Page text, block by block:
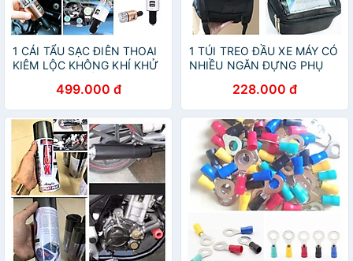
1 CÁI TẨU SẠC ĐIÊN THOAI
KIÊM LỘC KHÔNG KHÍ KHỬ
499.000 đ
1 TÚI TREO ĐẦU XE MÁY CÓ
NHIỀU NGĂN ĐỰNG PHỤ
228.000 đ